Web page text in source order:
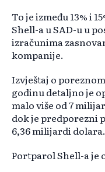
To je između 13% i
Shell-a u SAD-u u
izračunima
kompanije.
Izvještaj o
godinu detaljno je
malo više od 7
dok je predporezni
6,36 milijardi dolara.
Portparol Shell-a je